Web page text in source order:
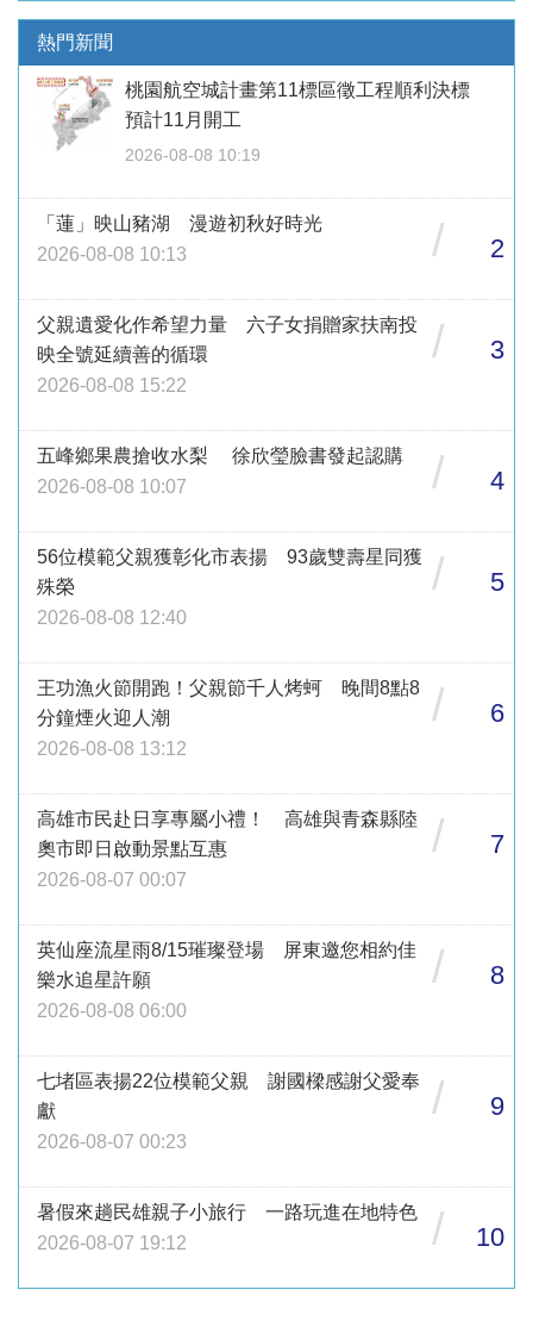
熱門新聞
桃園航空城計畫第11標區徵工程順利決標
預計11月開工
2026-08-08 10:19
「蓮」映山豬湖 漫遊初秋好時光
2026-08-08 10:13
/ 2
父親遺愛化作希望力量 六子女捐贈家扶南投
映全號延續善的循環
2026-08-08 15:22
/ 3
五峰鄉果農搶收水梨 徐欣瑩臉書發起認購
2026-08-08 10:07
/ 4
56位模範父親獲彰化市表揚 93歲雙壽星同獲
殊榮
2026-08-08 12:40
/ 5
王功漁火節開跑！父親節千人烤蚵 晚間8點8
分鐘煙火迎人潮
2026-08-08 13:12
/ 6
高雄市民赴日享專屬小禮！ 高雄與青森縣陸
奧市即日啟動景點互惠
2026-08-07 00:07
/ 7
英仙座流星雨8/15璀璨登場 屏東邀您相約佳
樂水追星許願
2026-08-08 06:00
/ 8
七堵區表揚22位模範父親 謝國樑感謝父愛奉
獻
2026-08-07 00:23
/ 9
暑假來趟民雄親子小旅行 一路玩進在地特色
2026-08-07 19:12
/ 10